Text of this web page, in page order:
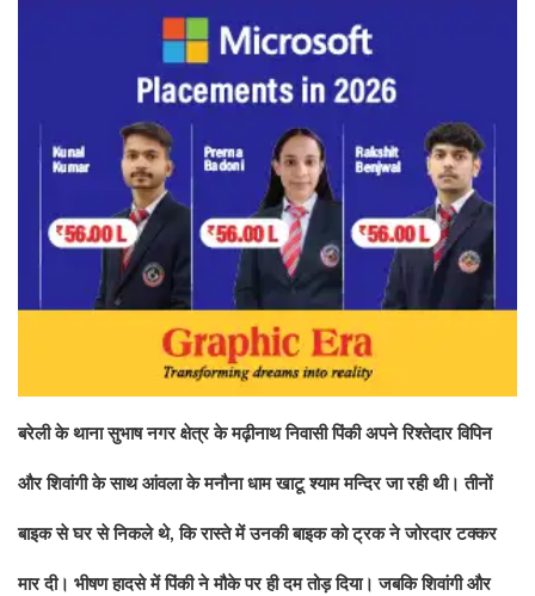
बरेली के थाना सुभाष नगर क्षेत्र के मढ़ीनाथ निवासी पिंकी अपने रिश्‍तेदार विपिन
और शिवांगी के साथ आंवला के मनौना धाम खाटू श्‍याम मन्दिर जा रही थी। तीनों
बाइक से घर से निकले थे, कि रास्‍ते में उनकी बाइक को ट्रक ने जोरदार टक्‍कर
मार दी। भीषण हादसे में पिंकी ने मौके पर ही दम तोड़ दिया। जबकि शिवांगी और